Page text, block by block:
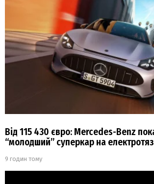
Від 115 430 євро: Mercedes-Benz
“молодший” суперкар на
9 годин тому